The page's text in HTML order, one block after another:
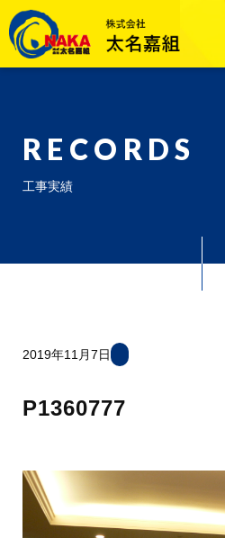
RECORDS
工事実績
2019年11月7日
P1360777